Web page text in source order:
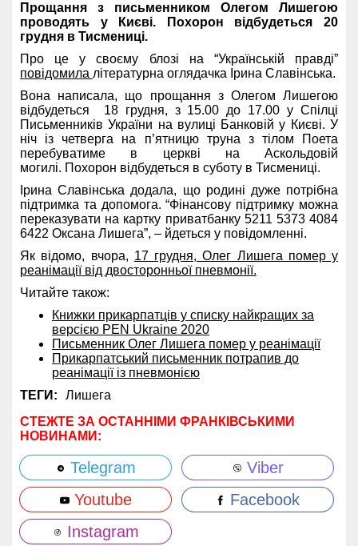
Прощання з письменником Олегом Лишегою
проводять у Києві. Похорон відбудеться 20
грудня в Тисмениці.
Про це у своєму блозі на “Українській правді”
повідомила літературна оглядачка Ірина Славінська.
Вона написала, що прощання з Олегом Лишегою
відбудеться 18 грудня, з 15.00 до 17.00 у Спілці
Письменників України на вулиці Банковій у Києві. У
ніч із четверга на п’ятницю труна з тілом Поета
перебуватиме в церкві на Аскольдовій
могилі. Похорон відбудеться в суботу в Тисмениці.
Ірина Славінська додала, що родині дуже потрібна
підтримка та допомога. “Фінансову підтримку можна
переказувати на картку приватбанку 5211 5373 4084
6422 Оксана Лишега”, – йдеться у повідомленні.
Як відомо, вчора, 17 грудня, Олег Лишега помер у
реанімації від двосторонньої пневмонії.
Читайте також:
Книжки прикарпатців у списку найкращих за
версією PEN Ukraine 2020
Письменник Олег Лишега помер у реанімації
Прикарпатський письменник потрапив до
реанімації із пневмонією
ТЕГИ:
Лишега
СТЕЖТЕ ЗА ОСТАННІМИ ФРАНКІВСЬКИМИ
НОВИНАМИ:
Telegram
Viber
Youtube
Facebook
Instagram